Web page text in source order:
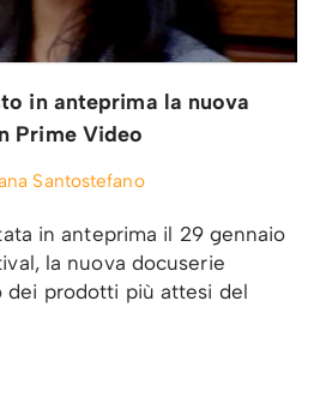
in anteprima la nuova
Prime Video
Santostefano
in anteprima il 29 gennaio
la nuova docuserie
dei prodotti più attesi del